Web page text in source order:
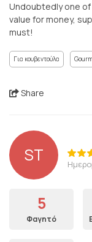
Undoubtedly one
value for money,
must!
Για κουβεντούλα
Share
ST
5
Φαγητό